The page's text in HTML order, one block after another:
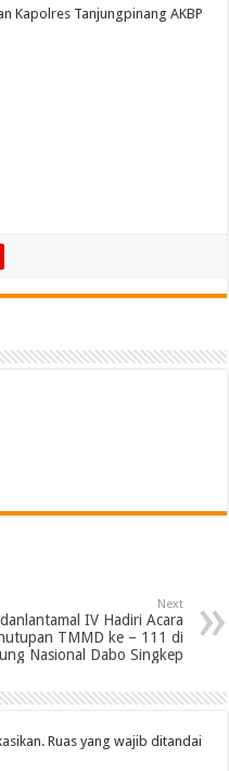
Kapolres Tanjungpinang AKBP
Next
IV Hadiri Acara
TMMD ke – 111 di
Nasional Dabo Singkep
Ruas yang wajib ditandai